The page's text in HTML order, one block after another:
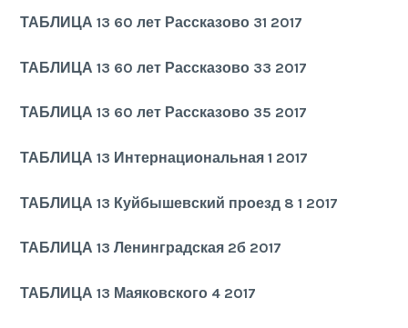
ТАБЛИЦА 13 60 лет Рассказово 31 2017
ТАБЛИЦА 13 60 лет Рассказово 33 2017
ТАБЛИЦА 13 60 лет Рассказово 35 2017
ТАБЛИЦА 13 Интернациональная 1 2017
ТАБЛИЦА 13 Куйбышевский проезд 8 1 2017
ТАБЛИЦА 13 Ленинградская 2б 2017
ТАБЛИЦА 13 Маяковского 4 2017